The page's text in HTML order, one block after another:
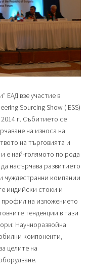
ЕАД взе участие в
Sourcing Show (IESS)
г. Събитието се
на износа на
на търговията и
е най-голямото по рода
насърчава развитието
чуждестранни компании
индийски стоки и
профил на изложението
тенденции в тази
Научноразвойна
компоненти,
целите на